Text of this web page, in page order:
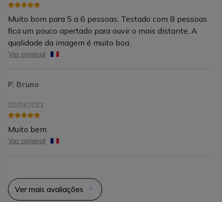
Muito bom para 5 a 6 pessoas. Testado com 8 pessoas
fica um pouco apertado para ouvir o mais distante. A
qualidade da imagem é muito boa.
Ver original
P. Bruno
02/03/2021
Muito bem
Ver original
Ver mais avaliações